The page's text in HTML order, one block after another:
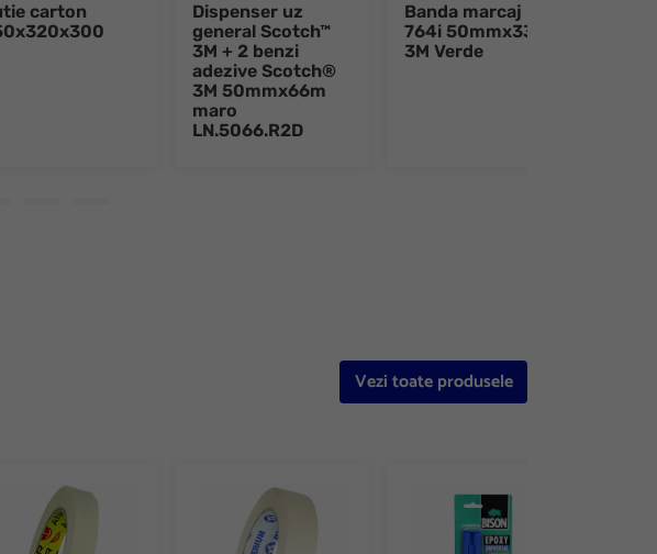
carton
Dispenser uz
general Scotch™
3M + 2 benzi
adezive Scotch®
3M 50mmx66m
maro
LN.5066.R2D
Banda marcaj
764i 50mmx33m
3M Verde
Vezi toate produsele